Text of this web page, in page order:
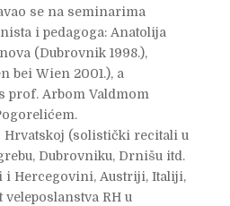
se na seminarima
i pedagoga: Anatolija
(Dubrovnik 1998.),
bei Wien 2001.), a
prof. Arbom Valdmom
Hrvatskoj (solistički recitali u
Dubrovniku, Drnišu itd.
i Hercegovini, Austriji, Italiji,
RH u